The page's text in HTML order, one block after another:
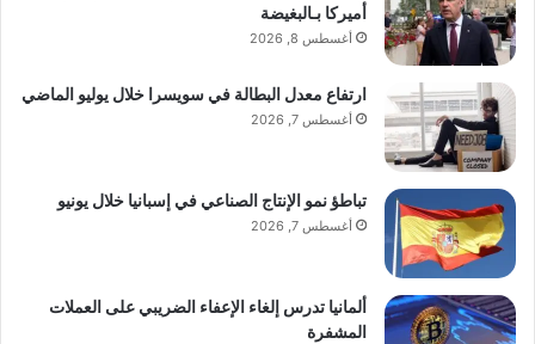
أميركا بـالبغيضة
أغسطس 8, 2026
ارتفاع معدل البطالة في سويسرا خلال يوليو الماضي
أغسطس 7, 2026
تباطؤ نمو الإنتاج الصناعي في إسبانيا خلال يونيو
أغسطس 7, 2026
ألمانيا تدرس إلغاء الإعفاء الضريبي على العملات
المشفرة